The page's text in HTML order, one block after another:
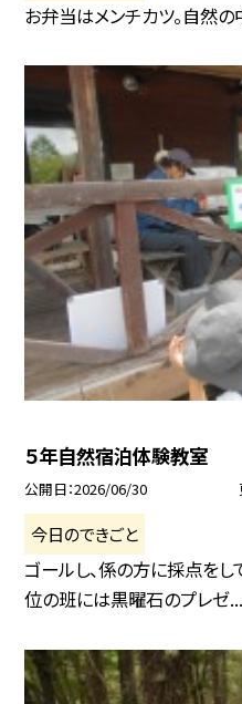
お弁当はメンチカツ。自然の
５年自然宿泊体験教室
公開日 2026/06/30
今日のできごと
ゴールし、係の方に採点をし
位の班には黒曜石のプレゼ...